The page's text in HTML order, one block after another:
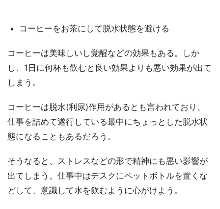
コーヒーをお茶にして脱水状態を避ける
コーヒーは美味しいし覚醒などの効果もある。しか
し、1日に何杯も飲むと良い効果よりも悪い効果が出て
しまう。
コーヒーは脱水(利尿)作用があるとも言われており、
仕事を詰めて遂行している最中にちょっとした脱水状
態になることもあるだろう。
そうなると、ストレスなどの形で精神にも悪い影響が
出てしまう。仕事中はデスクにペットボトルを置くな
どして、意識して水を飲むように心がけよう。